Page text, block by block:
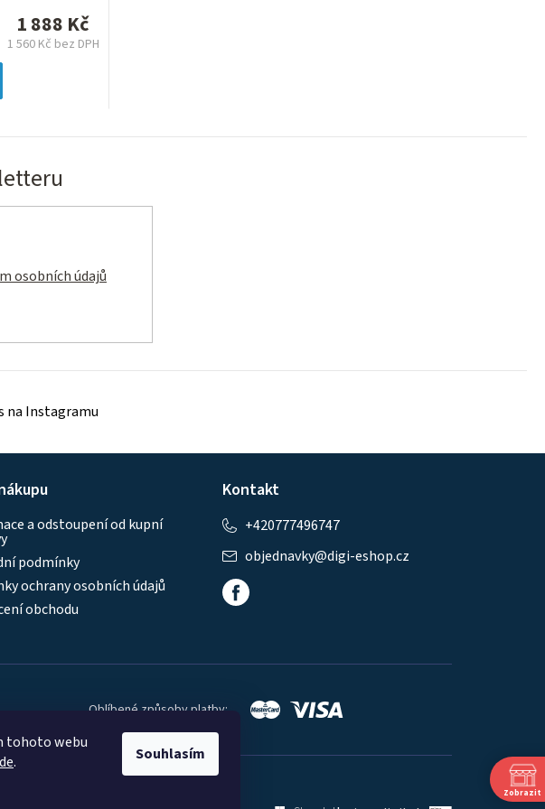
tohoto webu
. Souhlasím
1 888 Kč
1 560 Kč bez DPH
osobních údajů
na Instagramu
a odstoupení od kupní
podmínky
ochrany osobních údajů
obchodu
Kontakt
objednavky@digi-eshop.cz
+420777496747
Oblíbené způsoby platby:
Zobrazit